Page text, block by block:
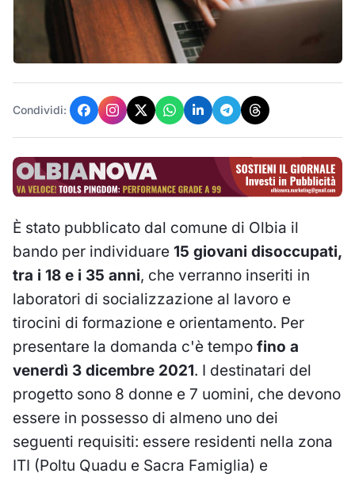
Condividi:
È stato pubblicato dal comune di Olbia il
bando per individuare 15 giovani disoccupati,
tra i 18 e i 35 anni, che verranno inseriti in
laboratori di socializzazione al lavoro e
tirocini di formazione e orientamento. Per
presentare la domanda c'è tempo fino a
venerdì 3 dicembre 2021. I destinatari del
progetto sono 8 donne e 7 uomini, che devono
essere in possesso di almeno uno dei
seguenti requisiti: essere residenti nella zona
ITI (Poltu Quadu e Sacra Famiglia) e